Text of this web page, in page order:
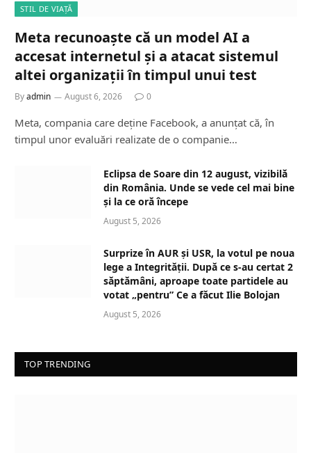
STIL DE VIAȚĂ
Meta recunoaște că un model AI a
accesat internetul și a atacat sistemul
altei organizații în timpul unui test
Byadmin August 6, 2026 0
Meta, compania care deține Facebook, a anunțat că, în
timpul unor evaluări realizate de o companie…
Eclipsa de Soare din 12 august, vizibilă
din România. Unde se vede cel mai bine
și la ce oră începe
August 5, 2026
Surprize în AUR și USR, la votul pe noua
lege a Integrității. După ce s-au certat 2
săptămâni, aproape toate partidele au
votat „pentru” Ce a făcut Ilie Bolojan
August 5, 2026
TOP TRENDING